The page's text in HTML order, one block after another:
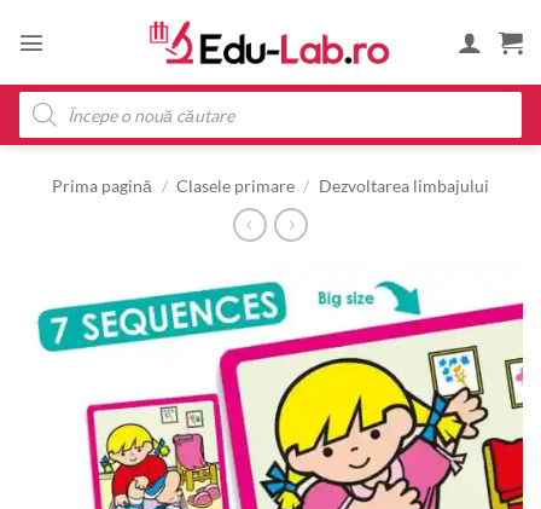
Products
search
Prima pagină / Clasele primare / Dezvoltarea limbajului